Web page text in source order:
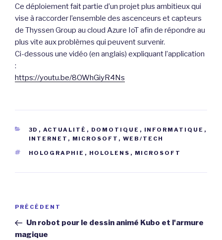
Ce déploiement fait partie d’un projet plus ambitieux qui
vise à raccorder l’ensemble des ascenceurs et capteurs
de Thyssen Group au cloud Azure IoT afin de répondre au
plus vite aux problèmes qui peuvent survenir.
Ci-dessous une vidéo (en anglais) expliquant l’application
:
https://youtu.be/8OWhGiyR4Ns
CATÉGORIES
3D , ACTUALITÉ , DOMOTIQUE , INFORMATIQUE ,
INTERNET , MICROSOFT , WEB/TECH
ÉTIQUETTES
HOLOGRAPHIE , HOLOLENS , MICROSOFT
Navigation
l’article
Article
précédent
PRÉCÉDENT
Un robot pour le dessin animé Kubo et l'armure
magique